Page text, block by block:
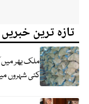
تازہ ترین خبریں
ملک بھر
کئی شہروں میں 20 کلو تھیلا 100 روپے